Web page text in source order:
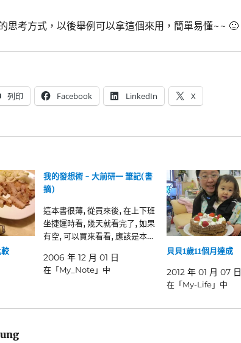
思考方式，以後舉例可以拿這個來用，簡單易懂~~ 🙂
列印 Facebook LinkedIn X
我的發想術 - 大前研一 筆記(書
摘)
這本書很薄, 從買來後, 在上下班
坐捷運時看, 幾天就看完了, 如果
有空, 可以買來看看, 應該是本…
2006 年 12 月 01 日
在「My_Note」中
貝貝1歲11個月達成
2012 年 01 月 07 日
在「My-Life」中